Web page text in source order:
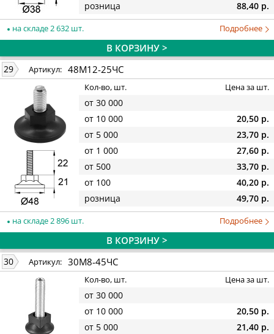
розница
88,40 р.
на складе 2 632 шт. Подробнее
В КОРЗИНУ >
29 Артикул: 48М12-25ЧС
Кол-во, шт. Цена за шт.
от 30 000
от 10 000
20,50 р.
от 5 000
23,70 р.
от 1 000
27,60 р.
от 500
33,70 р.
от 100
40,20 р.
розница
49,70 р.
на складе 2 896 шт. Подробнее
В КОРЗИНУ >
30 Артикул: 30М8-45ЧС
Кол-во, шт. Цена за шт.
от 30 000
от 10 000
20,50 р.
от 5 000
21,40 р.